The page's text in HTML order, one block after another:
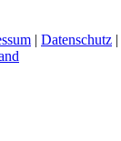
| Datenschutz |